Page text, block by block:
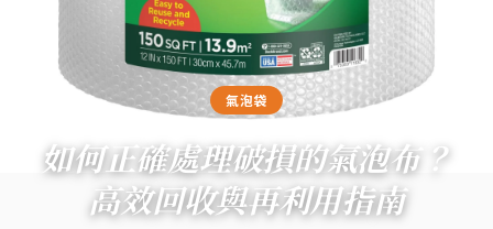
氣泡袋
如何正確處理破損的氣泡布？
高效回收與再利用指南